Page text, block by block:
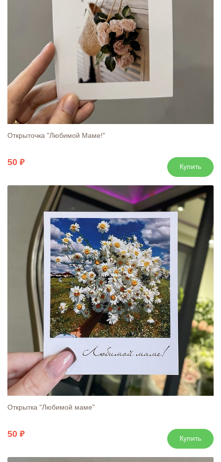
Открыточка "Любимой Маме!"
50 Купить
Открытка "Любимой маме"
50 Купить